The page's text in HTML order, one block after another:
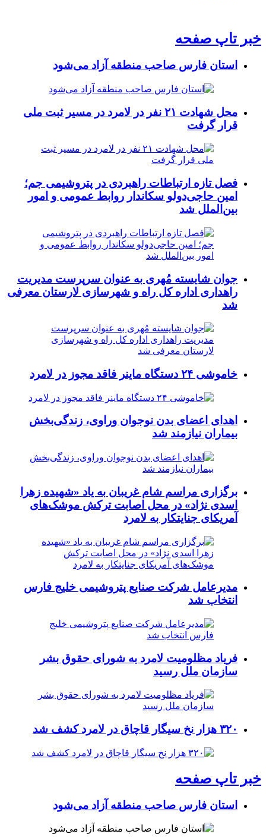
خبر تاپ صفحه
استان فارس صاحب منطقه آزاد می‌شود
محل شهادت ۲۱ نفر در لامرد در مسیر ثبت ملی
قرار گرفت
فصل تازه ارتباطات راهبردی در پتروشیمی جم؛
امین حاجی‌دولو سکاندار روابط عمومی و امور
بین‌الملل شد
جوان شایسته مُهری به عنوان سرپرست مدیریت
راهداری اداره کل راه و شهرسازی لارستان معرفی
شد
خاموشی ۲۴ دستگاه ماینر فاقد مجوز در لامرد
اهدای اعضای بدن نوجوان وراوی، زندگی‌بخش
بیماران نیازمند شد
برگزاری مراسم شام غریبان به یاد «شهیده زهرا
اسدی نژاد» در محل اصابت ترکش موشک‌های
آمریکای جنایتکار به لامرد
مدیرعامل شرکت صنایع پتروشیمی خلیج فارس
انتخاب شد
فریاد مظلومیت لامرد به شورای حقوق بشر
سازمان ملل رسید
۳۲۰ هزار نخ سیگار قاچاق در لامرد کشف شد
خبر تاپ صفحه
استان فارس صاحب منطقه آزاد می‌شود